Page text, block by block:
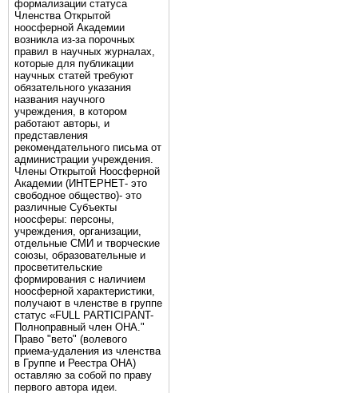
формализации статуса
Членства Открытой
ноосферной Академии
возникла из-за порочных
правил в научных журналах,
которые для публикации
научных статей требуют
обязательного указания
названия научного
учреждения, в котором
работают авторы, и
представления
рекомендательного письма от
администрации учреждения.
Члены Открытой Ноосферной
Академии (ИНТЕРНЕТ- это
свободное общество)- это
различные Субъекты
ноосферы: персоны,
учреждения, организации,
отдельные СМИ и творческие
союзы, образовательные и
просветительские
формирования с наличием
ноосферной характеристики,
получают в членстве в группе
статус «FULL PARTICIPANT-
Полноправный член ОНА."
Право "вето" (волевого
приема-удаления из членства
в Группе и Реестра ОНА)
оставляю за собой по праву
первого автора идеи.